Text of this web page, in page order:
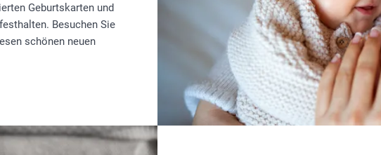
Geburtskarten und
Besuchen Sie
schönen neuen